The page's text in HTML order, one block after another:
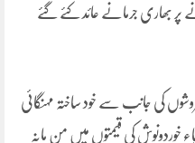
بھاری جرمانے عائد کئے گئے
کی جانب سے خود ساختہ مہنگائی
خوردونوش کی قیمتوں میں من مانہ